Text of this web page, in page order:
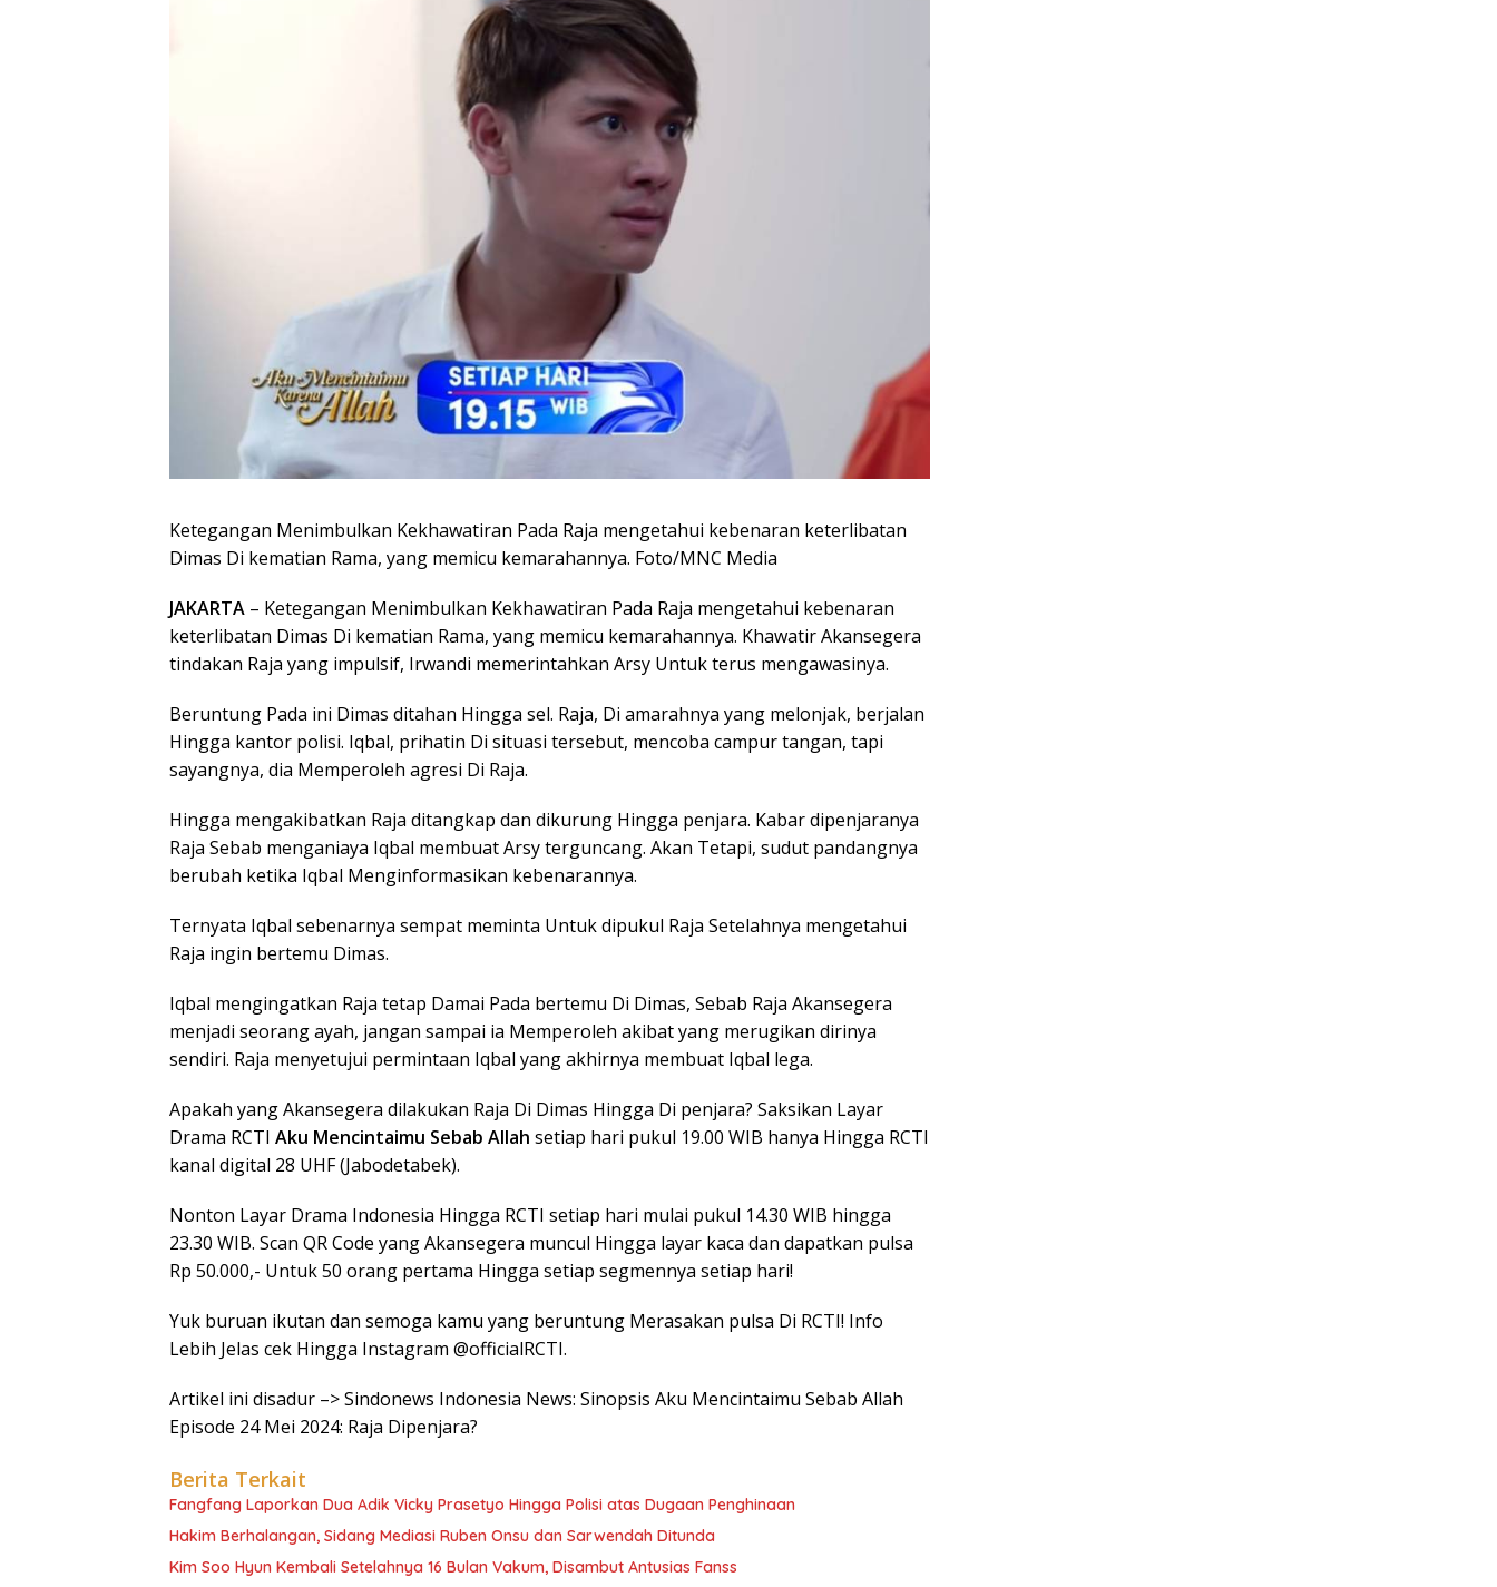
Ketegangan Menimbulkan Kekhawatiran Pada Raja mengetahui kebenaran keterlibatan
Dimas Di kematian Rama, yang memicu kemarahannya. Foto/MNC Media
JAKARTA – Ketegangan Menimbulkan Kekhawatiran Pada Raja mengetahui kebenaran
keterlibatan Dimas Di kematian Rama, yang memicu kemarahannya. Khawatir Akansegera
tindakan Raja yang impulsif, Irwandi memerintahkan Arsy Untuk terus mengawasinya.
Beruntung Pada ini Dimas ditahan Hingga sel. Raja, Di amarahnya yang melonjak, berjalan
Hingga kantor polisi. Iqbal, prihatin Di situasi tersebut, mencoba campur tangan, tapi
sayangnya, dia Memperoleh agresi Di Raja.
Hingga mengakibatkan Raja ditangkap dan dikurung Hingga penjara. Kabar dipenjaranya
Raja Sebab menganiaya Iqbal membuat Arsy terguncang. Akan Tetapi, sudut pandangnya
berubah ketika Iqbal Menginformasikan kebenarannya.
Ternyata Iqbal sebenarnya sempat meminta Untuk dipukul Raja Setelahnya mengetahui
Raja ingin bertemu Dimas.
Iqbal mengingatkan Raja tetap Damai Pada bertemu Di Dimas, Sebab Raja Akansegera
menjadi seorang ayah, jangan sampai ia Memperoleh akibat yang merugikan dirinya
sendiri. Raja menyetujui permintaan Iqbal yang akhirnya membuat Iqbal lega.
Apakah yang Akansegera dilakukan Raja Di Dimas Hingga Di penjara? Saksikan Layar
Drama RCTI Aku Mencintaimu Sebab Allah setiap hari pukul 19.00 WIB hanya Hingga RCTI
kanal digital 28 UHF (Jabodetabek).
Nonton Layar Drama Indonesia Hingga RCTI setiap hari mulai pukul 14.30 WIB hingga
23.30 WIB. Scan QR Code yang Akansegera muncul Hingga layar kaca dan dapatkan pulsa
Rp 50.000,- Untuk 50 orang pertama Hingga setiap segmennya setiap hari!
Yuk buruan ikutan dan semoga kamu yang beruntung Merasakan pulsa Di RCTI! Info
Lebih Jelas cek Hingga Instagram @officialRCTI.
Artikel ini disadur –> Sindonews Indonesia News: Sinopsis Aku Mencintaimu Sebab Allah
Episode 24 Mei 2024: Raja Dipenjara?
Berita Terkait
Fangfang Laporkan Dua Adik Vicky Prasetyo Hingga Polisi atas Dugaan Penghinaan
Hakim Berhalangan, Sidang Mediasi Ruben Onsu dan Sarwendah Ditunda
Kim Soo Hyun Kembali Setelahnya 16 Bulan Vakum, Disambut Antusias Fanss